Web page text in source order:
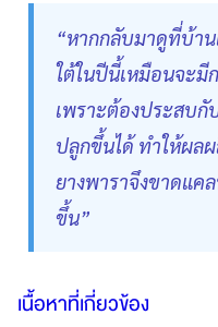
“หากกลับมาดูที่บ้าน
ใต้ในปีนี้เหมือนจะมี
เพราะต้องประสบ
ปลูกขึ้นได้ ทำให้ผล
ยางพาราจึงขาดแค
ขึ้น”
เนื้อหาที่เกี่ยวข้อง